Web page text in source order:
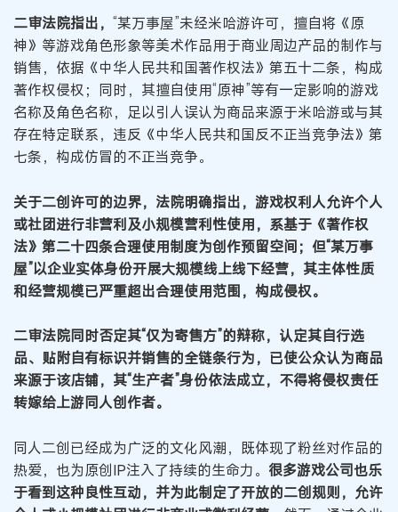
二审法院指出， “某万事屋”未经米哈游许可，擅自将《原
神》等游戏角色形象等美术作品用于商业周边产品的制作与
销售，依据《中华人民共和国著作权法》第五十二条，构成
著作权侵权；同时，其擅自使用“原神”等有一定影响的游戏
名称及角色名称，足以引人误认为商品来源于米哈游或与其
存在特定联系，违反《中华人民共和国反不正当竞争法》第
七条，构成仿冒的不正当竞争。
关于二创许可的边界，法院明确指出，游戏权利人允许个人
或社团进行非营利及小规模营利性使用，系基于《著作权
法》第二十四条合理使用制度为创作预留空间；但“某万事
屋”以企业实体身份开展大规模线上线下经营，其主体性质
和经营规模已严重超出合理使用范围，构成侵权。
二审法院同时否定其“仅为寄售方”的辩称，认定其自行选
品、贴附自有标识并销售的全链条行为，已使公众认为商品
来源于该店铺，其“生产者”身份依法成立，不得将侵权责任
转嫁给上游同人创作者。
同人二创已经成为广泛的文化风潮，既体现了粉丝对作品的
热爱，也为原创IP注入了持续的生命力。 很多游戏公司也乐
于看到这种良性互动，并为此制定了开放的二创规则，允许